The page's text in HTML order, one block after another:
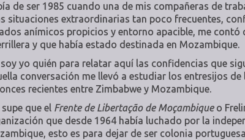
de ser 1985 cuando una de mis compañeras de
situaciones extraordinarias tan poco frecuentes,
anímicos propicios y entorno apacible, me contó
y que había estado destinada en Mozambique.
soy yo quién para relatar aquí las confidencias que
conversación me llevó a estudiar los entresijos de
recientes entre Zimbabwe y Mozambique.
que el Frente de Libertação de Moçambiqueo
que desde 1964 había luchado por la
esto es para dejar de ser colonia